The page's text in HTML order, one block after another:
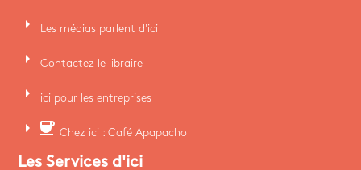
arrow_right Les médias parlent d'ici
arrow_right Contactez le libraire
arrow_right ici pour les entreprises
arrow_right coffee Chez ici : Café Apapacho
Les Services d'ici